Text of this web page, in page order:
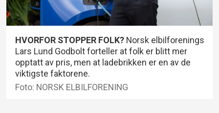
HVORFOR STOPPER FOLK? Norsk elbilforenings
Lars Lund Godbolt forteller at folk er blitt mer
opptatt av pris, men at ladebrikken er en av de
viktigste faktorene.
Foto: NORSK ELBILFORENING